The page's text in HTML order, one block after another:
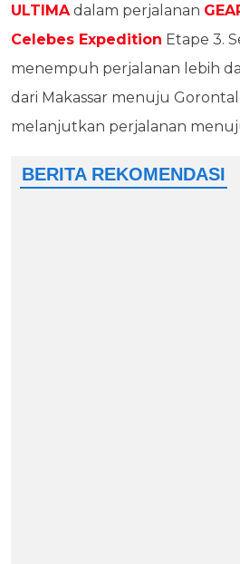
ULTIMA dalam perjalanan
Celebes Expedition Etape 3.
menempuh perjalanan lebih
dari Makassar menuju
melanjutkan perjalanan